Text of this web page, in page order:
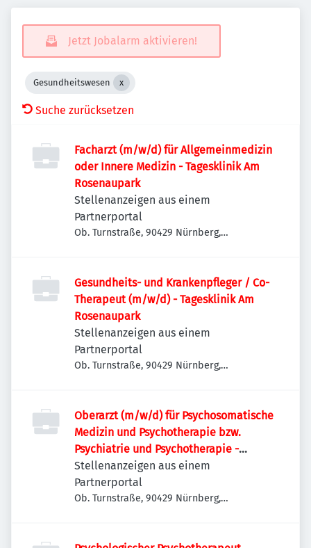
Jetzt Jobalarm aktivieren!
Gesundheitswesen
Suche zurücksetzen
Facharzt (m/w/d) für Allgemeinmedizin
oder Innere Medizin - Tagesklinik Am
Rosenaupark
Stellenanzeigen aus einem
Partnerportal
Ob. Turnstraße, 90429 Nürnberg,
Gesundheits- und Krankenpfleger / Co-
Therapeut (m/w/d) - Tagesklinik Am
Rosenaupark
Stellenanzeigen aus einem
Partnerportal
Ob. Turnstraße, 90429 Nürnberg,
Oberarzt (m/w/d) für Psychosomatische
Medizin und Psychotherapie bzw.
Psychiatrie und Psychotherapie -
Tagesklinik Am Rosenaupark
Stellenanzeigen aus einem
Partnerportal
Ob. Turnstraße, 90429 Nürnberg,